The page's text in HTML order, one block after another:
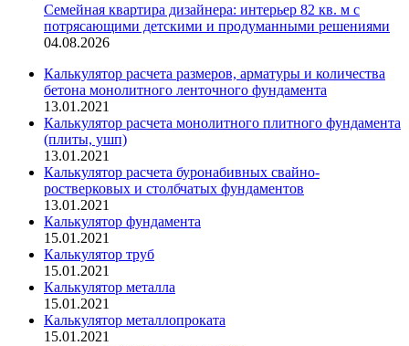
Семейная квартира дизайнера: интерьер 82 кв. м с
потрясающими детскими и продуманными решениями
04.08.2026
Калькулятор расчета размеров, арматуры и количества
бетона монолитного ленточного фундамента
13.01.2021
Калькулятор расчета монолитного плитного фундамента
(плиты, ушп)
13.01.2021
Калькулятор расчета буронабивных свайно-
ростверковых и столбчатых фундаментов
13.01.2021
Калькулятор фундамента
15.01.2021
Калькулятор труб
15.01.2021
Калькулятор металла
15.01.2021
Калькулятор металлопроката
15.01.2021